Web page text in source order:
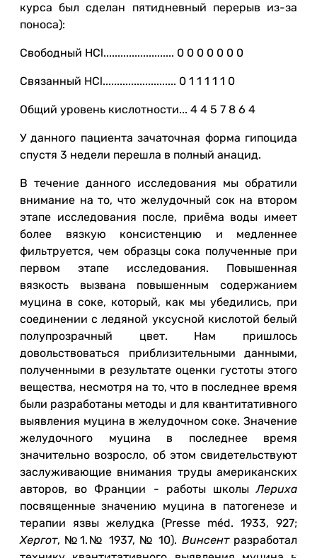
курса был сделан пятидневный перерыв из-за
поноса):
Свободный HCl......................... 0 0 0 0 0 0 0
Связанный HCl.......................... 0 1 1 1 1 1 0
Общий уровень кислотности... 4 4 5 7 8 6 4
У данного пациента зачаточная форма гипоцида
спустя 3 недели перешла в полный анацид.
В течение данного исследования мы обратили
внимание на то, что желудочный сок на втором
этапе исследования после, приёма воды имеет
более вязкую консистенцию и медленнее
фильтруется, чем образцы сока полученные при
первом этапе исследования. Повышенная
вязкость вызвана повышенным содержанием
муцина в соке, который, как мы убедились, при
соединении с ледяной уксусной кислотой белый
полупрозрачный цвет. Нам пришлось
довольствоваться приблизительными данными,
полученными в результате оценки густоты этого
вещества, несмотря на то, что в последнее время
были разработаны методы и для квантитативного
выявления муцина в желудочном соке. Значение
желудочного муцина в последнее время
значительно возросло, об этом свидетельствуют
заслуживающие внимания труды американских
авторов, во Франции - работы школыЛериха
посвященные значению муцина в патогенезе и
терапии язвы желудка (Presse méd. 1933, 927;
Хергот, №1.№ 1937, № 10). Винсентразработал